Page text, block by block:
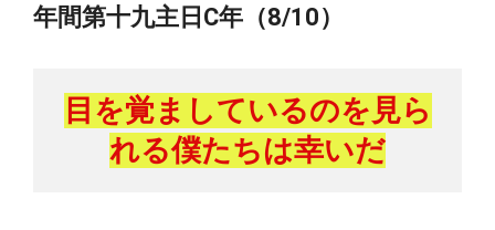
年間第十九主日C年（8/10）
目を覚ましているのを見ら
れる僕たちは幸いだ